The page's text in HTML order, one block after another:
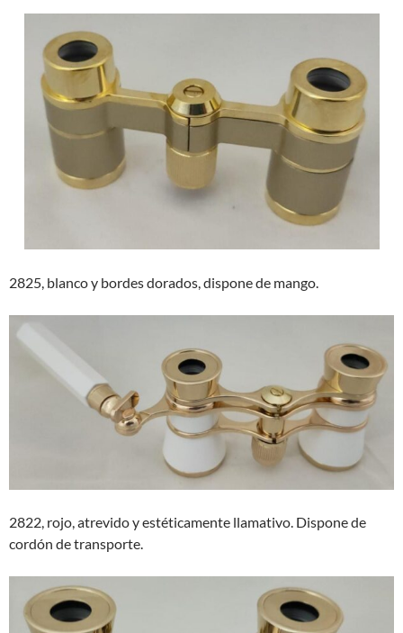
2825, blanco y bordes dorados, dispone de mango.
2822, rojo, atrevido y estéticamente llamativo. Dispone de
cordón de transporte.